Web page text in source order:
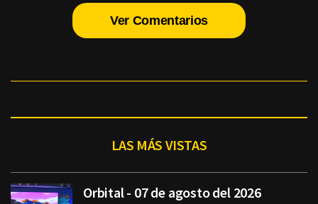
Ver Comentarios
LAS MÁS VISTAS
Orbital - 07 de agosto del 2026